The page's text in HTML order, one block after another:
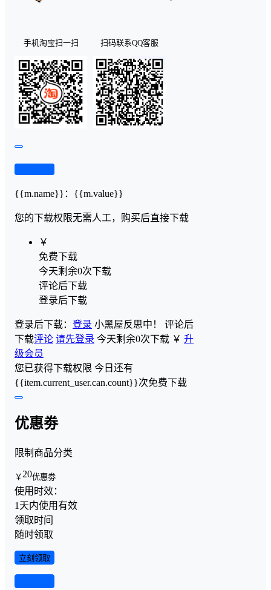
手机淘宝扫一扫 扫码联系QQ客服
{{m.name}} ： {{m.value}}
您的下载权限无需人工，购买后直接下载
￥
免费下载
今天剩余0次下载
评论后下载
登录后下载
登录后下载： 登录 小黑屋反思中！ 评论后
下载评论 请先登录 今天剩余0次下载 ￥ 升
级会员
您已获得下载权限 今日还有
{{item.current_user.can.count}}次免费下载
优惠劵
限制商品分类
￥ 20优惠劵
使用时效：
1天内使用有效
领取时间
随时领取
立刻领取